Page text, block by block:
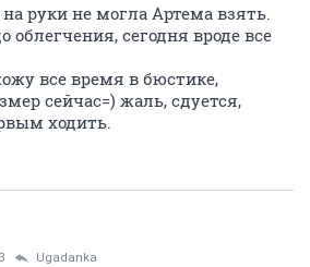
руки не могла Артема взять.
облегчения, сегодня вроде все
все время в бюстике,
сейчас=) жаль, сдуется,
ходить.
Ugadanka